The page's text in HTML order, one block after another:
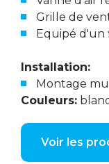
Grille de
Equipé d'un
Installation:
Montage
Couleurs:
Voir les